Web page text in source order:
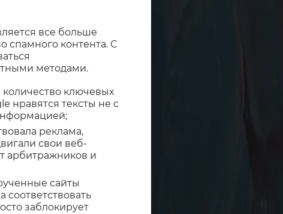
все больше
спамного контента. С
методами.
количество ключевых
нравятся тексты не с
реклама,
свои веб-
арбитражников и
сайты
заблокирует